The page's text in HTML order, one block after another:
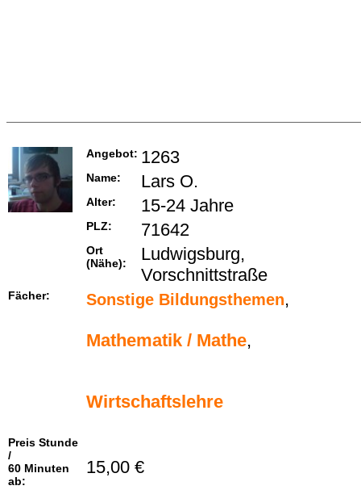
Angebot: 1263
Name: Lars O.
Alter: 15-24 Jahre
PLZ: 71642
Ort
(Nähe):
Ludwigsburg,
Vorschnittstraße
Fächer: Sonstige Bildungsthemen,
Mathematik / Mathe,
Wirtschaftslehre
Preis Stunde
/
60 Minuten
ab:
15,00 €